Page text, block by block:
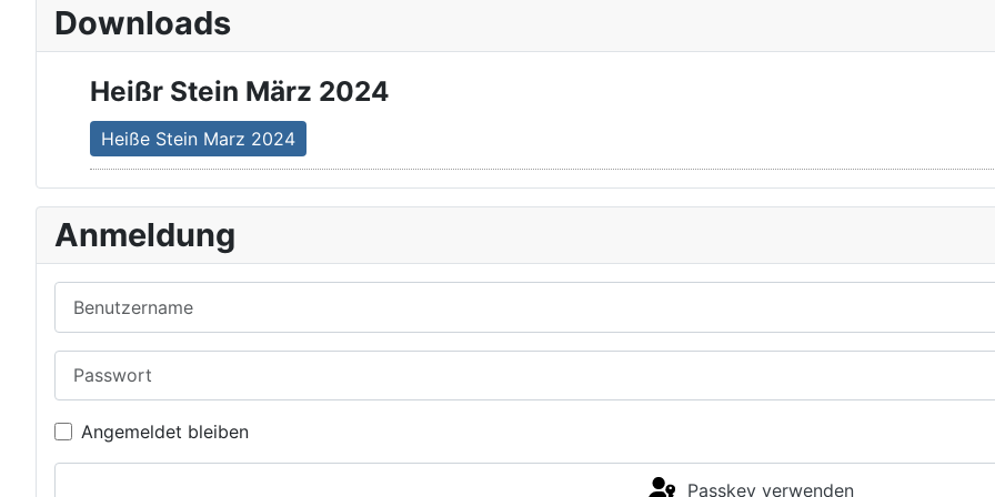
Downloads
Heißr Stein März 2024
Heiße Stein Marz 2024
Anmeldung
Angemeldet bleiben
Passkey verwenden